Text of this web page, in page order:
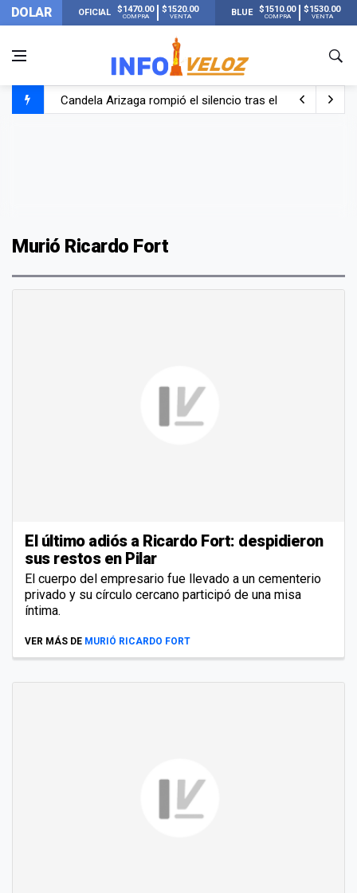
DOLAR OFICIAL $1470.00
COMPRA
$1520.00
VENTA BLUE $1510.00
COMPRA
$1530.00
VENTA
Candela Arizaga rompió el silencio tras el incidente con
Murió Ricardo Fort
El último adiós a Ricardo Fort: despidieron
sus restos en Pilar
El cuerpo del empresario fue llevado a un cementerio
privado y su círculo cercano participó de una misa
íntima.
VER MÁS DE MURIÓ RICARDO FORT